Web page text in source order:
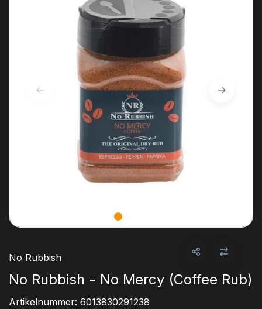
No Rubbish
No Rubbish - No Mercy (Coffee Rub)
Artikelnummer: 6013830291238